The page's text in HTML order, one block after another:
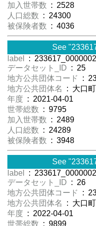
加入世帯数 : 2528
人口総数 : 24300
被保険者数 : 4036
See
label
:
データセット_ID : 25
地方公共団体コード
:
地方公共団体名
: 大口町
年度 : 2021-04-01
世帯総数 : 9795
加入世帯数 : 2489
人口総数 : 24289
被保険者数 : 3948
See
label
:
データセット_ID : 26
地方公共団体コード
:
地方公共団体名
: 大口町
年度 : 2022-04-01
世帯総数 : 9899